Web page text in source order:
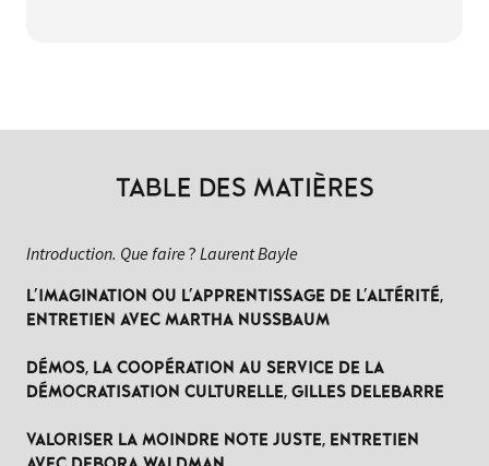
TABLE DES MATIÈRES
Introduction. Que faire ? Laurent Bayle
L'IMAGINATION OU L'APPRENTISSAGE DE L'ALTÉRITÉ,
ENTRETIEN AVEC MARTHA NUSSBAUM
DÉMOS, LA COOPÉRATION AU SERVICE DE LA
DÉMOCRATISATION CULTURELLE, GILLES DELEBARRE
VALORISER LA MOINDRE NOTE JUSTE, ENTRETIEN